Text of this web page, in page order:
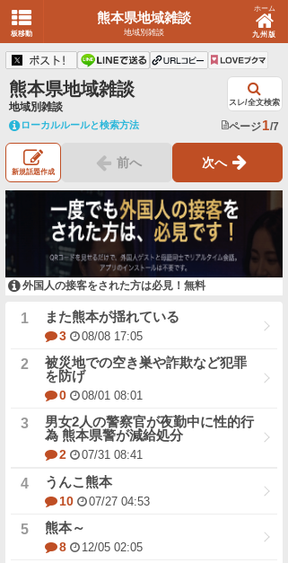
板移動
熊本県地域雑談
地域別雑談
ホーム
九州版
熊本県地域雑談
地域別雑談 スレ/全文検索
ローカルルールと検索方法 ページ 1/7
新規話題作成
前へ 次へ
外国人の接客をされた方は必見！無料
また熊本が揺れている
3 08/08 17:05
被災地での空き巣や詐欺など犯罪
を防げ
0 08/01 08:01
男女2人の警察官が夜勤中に性的行
為 熊本県警が減給処分
2 07/31 08:41
うんこ熊本
10 07/27 04:53
熊本～
8 12/05 02:05